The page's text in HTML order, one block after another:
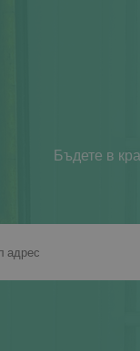
Бъдете в